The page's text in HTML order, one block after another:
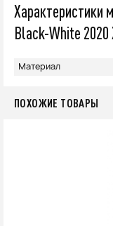
Характеристики
Black-White 2020
Материал
ПОХОЖИЕ ТОВАРЫ